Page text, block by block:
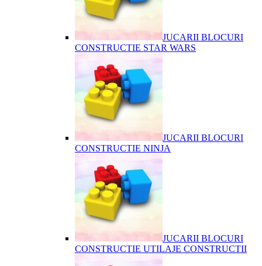
JUCARII BLOCURI
CONSTRUCTIE STAR WARS
JUCARII BLOCURI
CONSTRUCTIE NINJA
JUCARII BLOCURI
CONSTRUCTIE UTILAJE CONSTRUCTII